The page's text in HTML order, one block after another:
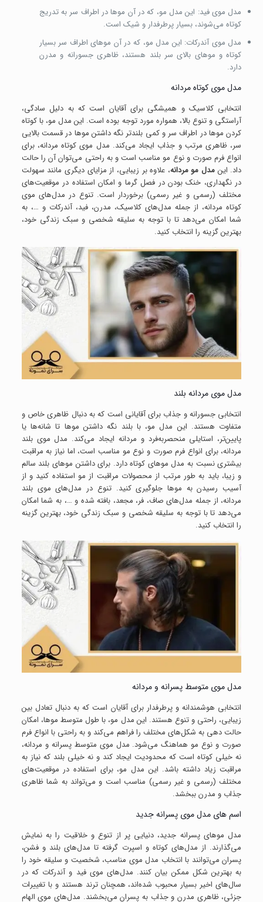
مدل موی فید: این مدل مو، که در آن موها در اطراف سر به تدریج
کوتاه می‌شوند، بسیار پرطرفدار و شیک است.
مدل موی آندرکات: این مدل مو، که در آن موهای اطراف سر بسیار
کوتاه و موهای بالای سر بلند هستند، ظاهری جسورانه و مدرن
دارد.
مدل موی کوتاه مردانه
انتخابی کلاسیک و همیشگی برای آقایان است که به دلیل سادگی،
آراستگی و تنوع بالا، همواره مورد توجه بوده است. این مدل مو، با کوتاه
کردن موها در اطراف سر و کمی بلندتر نگه داشتن موها در قسمت بالایی
سر، ظاهری مرتب و جذاب ایجاد می‌کند. مدل موی کوتاه مردانه، برای
انواع فرم صورت و نوع مو مناسب است و به راحتی می‌توان آن را حالت
داد. اینمدل مو مردانه، علاوه بر زیبایی، از مزایای دیگری مانند سهولت
در نگهداری، خنک بودن در فصل گرما و امکان استفاده در موقعیت‌های
مختلف (رسمی و غیر رسمی) برخوردار است. تنوع در مدل‌های موی
کوتاه مردانه، از جمله مدل‌های کلاسیک، مدرن، فید، آندرکات و …، به
شما امکان می‌دهد تا با توجه به سلیقه شخصی و سبک زندگی خود،
بهترین گزینه را انتخاب کنید.
مدل موی مردانه بلند
انتخابی جسورانه و جذاب برای آقایانی است که به دنبال ظاهری خاص و
متفاوت هستند. این مدل مو، با بلند نگه داشتن موها تا شانه‌ها یا
پایین‌تر، استایلی منحصربه‌فرد و مردانه ایجاد می‌کند. مدل موی بلند
مردانه، برای انواع فرم صورت و نوع مو مناسب است، اما نیاز به مراقبت
بیشتری نسبت به مدل موهای کوتاه دارد. برای داشتن موهای بلند سالم
و زیبا، باید به طور مرتب از محصولات مراقبت از مو استفاده کنید و از
آسیب رسیدن به موها جلوگیری کنید. تنوع در مدل‌های موی بلند
مردانه، از جمله مدل‌های صاف، فر، مجعد، بافته شده و …، به شما امکان
می‌دهد تا با توجه به سلیقه شخصی و سبک زندگی خود، بهترین گزینه
را انتخاب کنید.
مدل موی متوسط پسرانه و مردانه
انتخابی هوشمندانه و پرطرفدار برای آقایان است که به دنبال تعادل بین
زیبایی، راحتی و تنوع هستند. این مدل مو، با طول متوسط موها، امکان
حالت دهی به شکل‌های مختلف را فراهم می‌کند و به راحتی با انواع فرم
صورت و نوع مو هماهنگ می‌شود. مدل موی متوسط پسرانه و مردانه،
نه خیلی کوتاه است که محدودیت ایجاد کند و نه خیلی بلند که نیاز به
مراقبت زیاد داشته باشد. این مدل مو، برای استفاده در موقعیت‌های
مختلف (رسمی و غیر رسمی) مناسب است و می‌تواند به شما ظاهری
جذاب و مدرن ببخشد.
اسم های مدل موی پسرانه جدید
مدل موهای پسرانه جدید، دنیایی پر از تنوع و خلاقیت را به نمایش
می‌گذارند. از مدل‌های کوتاه و اسپرت گرفته تا مدل‌های بلند و فشن،
پسران می‌توانند با انتخاب مدل موی مناسب، شخصیت و سلیقه خود را
به بهترین شکل ممکن بیان کنند. مدل‌های موی فید و آندرکات که در
سال‌های اخیر بسیار محبوب شده‌اند، همچنان ترند هستند و با تغییرات
جزئی، ظاهری مدرن و جذاب به پسران می‌بخشند. مدل‌های موی الهام